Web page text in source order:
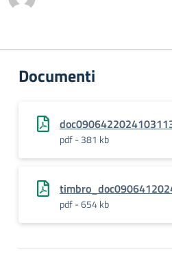
Documenti
pdf - 381 kb
pdf - 654 kb